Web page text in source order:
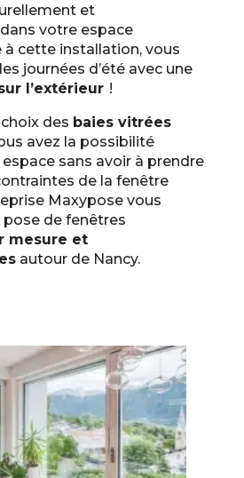
et
votre espace
à cette installation, vous
journées d’été avec une
l’extérieur!
des baies vitrées
avez la possibilité
sans avoir à prendre
de la fenêtre
Maxypose vous
de fenêtres
mesure et
autour de Nancy.